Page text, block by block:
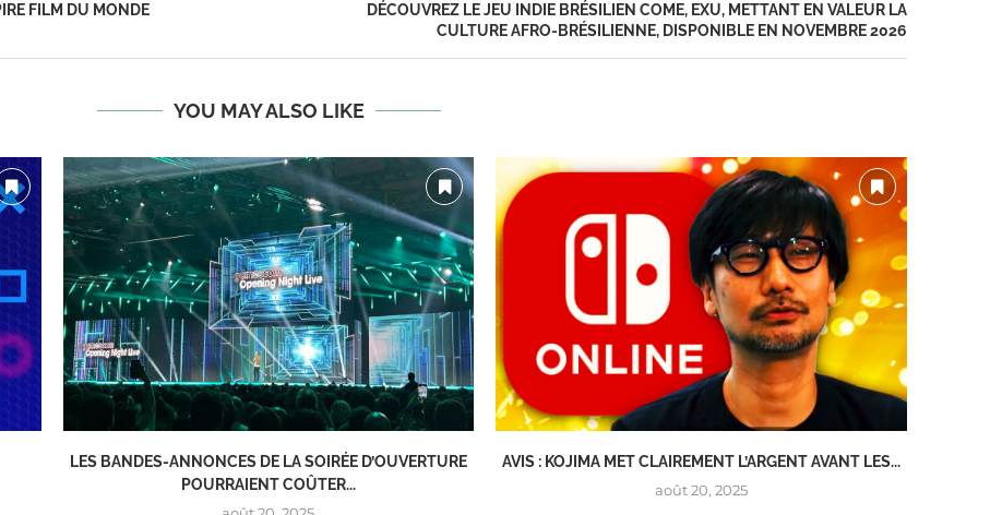
FILM DU MONDE
DÉCOUVREZ LE JEU INDIE BRÉSILIEN COME, EXU, METTANT EN VALEUR LA
CULTURE AFRO-BRÉSILIENNE, DISPONIBLE EN NOVEMBRE 2026
YOU MAY ALSO LIKE
LES BANDES-ANNONCES DE LA SOIRÉE D’OUVERTURE
POURRAIENT COÛTER...
AVIS : KOJIMA MET CLAIREMENT L’ARGENT AVANT LES...
août 20, 2025